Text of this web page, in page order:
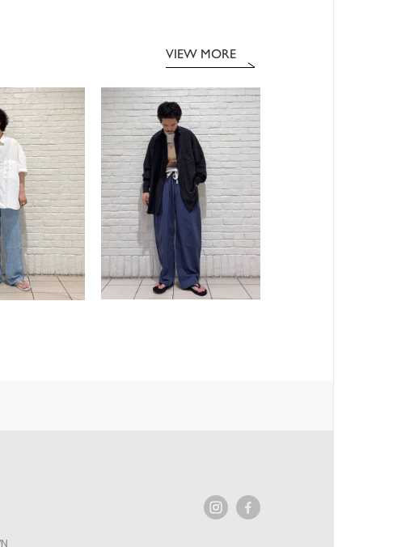
VIEW MORE